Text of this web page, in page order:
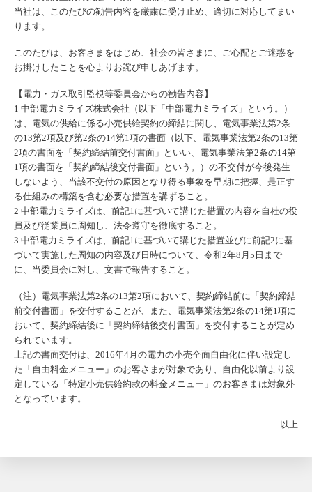
当社は、このたびの勧告内容を厳粛に受け止め、適切に対応してまい
ります。
このたびは、お客さまをはじめ、社会の皆さまに、ご心配とご迷惑を
お掛けしたことを心よりお詫び申しあげます。
【電力・ガス取引監視等委員会からの勧告内容】
1 中部電力ミライズ株式会社（以下「中部電力ミライズ」という。）
は、電気の供給に係る小売供給契約の締結に関し、電気事業法第2条
の13第2項及び第2条の14第1項の書面（以下、電気事業法第2条の13第
2項の書面を「契約締結前交付書面」といい、電気事業法第2条の14第
1項の書面を「契約締結後交付書面」という。）の不交付が今後発生
しないよう、当該不交付の原因となり得る事象を早期に把握、是正す
る仕組みの構築を含む必要な措置を講ずること。
2 中部電力ミライズは、前記1に基づいて講じた措置の内容を自社の役
員及び従業員に周知し、法令遵守を徹底すること。
3 中部電力ミライズは、前記1に基づいて講じた措置並びに前記2に基
づいて実施した周知の内容及び日時について、令和2年8月5日まで
に、当委員会に対し、文書で報告すること。
（注）電気事業法第2条の13第2項において、契約締結前に「契約締結
前交付書面」を交付することが、また、電気事業法第2条の14第1項に
おいて、契約締結後に「契約締結後交付書面」を交付することが定め
られています。
上記の書面交付は、2016年4月の電力の小売全面自由化に伴い設定し
た「自由料金メニュー」のお客さまが対象であり、自由化以前より設
定している「特定小売供給約款の料金メニュー」のお客さまは対象外
となっています。
以上